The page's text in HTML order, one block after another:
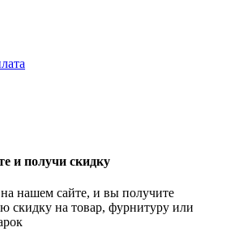
и получи скидку
на нашем сайте, и вы получите
скидку на товар, фурнитуру или